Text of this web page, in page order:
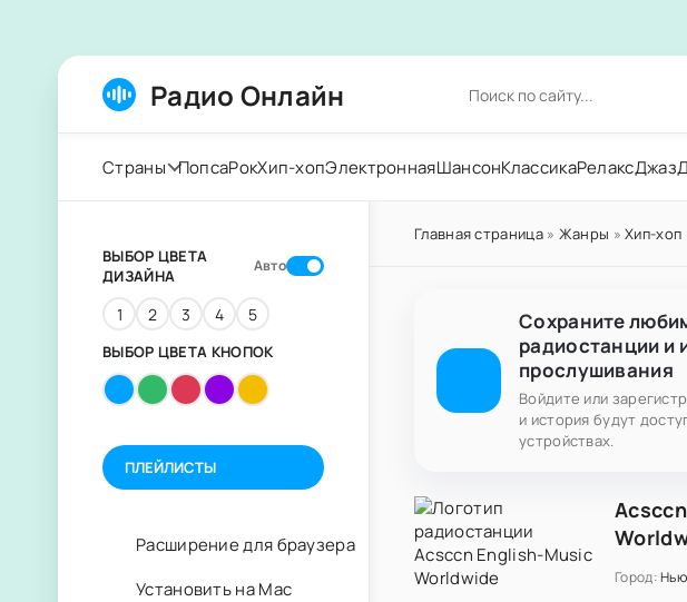
Радио Онлайн
Страны ПопсаРокХип-хопЭлектроннаяШансонКлассикаРелаксДжаз
Главная страница» Жанры »Хип-хоп
Сохраните
радиостанции и
прослушивания
Войдите или
и история будут
устройствах.
Город:
ВЫБОР ЦВЕТА
ДИЗАЙНА
Авто
1 2 3 4 5
ВЫБОР ЦВЕТА КНОПОК
ПЛЕЙЛИСТЫ
Расширение для браузера
Установить на Mac